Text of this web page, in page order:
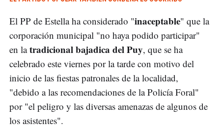
El PP de Estella ha considerado "inaceptable" que la
corporación municipal "no haya podido participar"
en latradicional bajadica del Puy, que se ha
celebrado este viernes por la tarde con motivo del
inicio de las fiestas patronales de la localidad,
"debido a las recomendaciones de la Policía Foral"
por "el peligro y las diversas amenazas de algunos de
los asistentes".